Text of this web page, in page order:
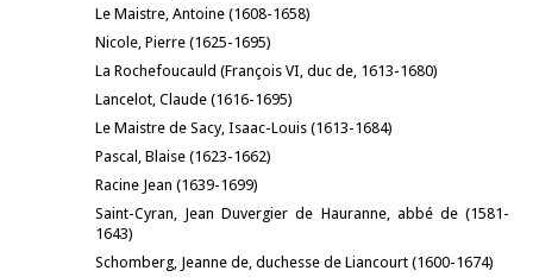
Le Maistre, Antoine (1608-1658)
Nicole, Pierre (1625-1695)
La Rochefoucauld (François VI, duc de, 1613-1680)
Lancelot, Claude (1616-1695)
Le Maistre de Sacy, Isaac-Louis (1613-1684)
Pascal, Blaise (1623-1662)
Racine Jean (1639-1699)
Saint-Cyran, Jean Duvergier de Hauranne, abbé de (1581-
1643)
Schomberg, Jeanne de, duchesse de Liancourt (1600-1674)